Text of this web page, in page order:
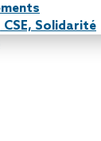
Solidarité